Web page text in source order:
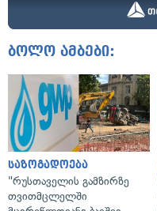
ბოლო ამბები:
საზოგადოება
"რუსთაველის გამზირზე
თვითმცლელში